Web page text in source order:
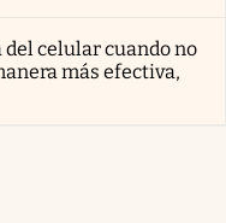
celular cuando no
más efectiva,